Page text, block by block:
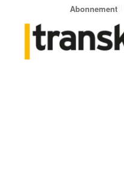
Abonnement